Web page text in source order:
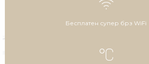
Бесплатен супер брз WiFi